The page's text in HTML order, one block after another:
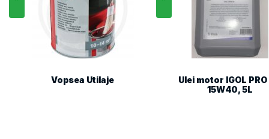
Vopsea Utilaje
Ulei motor IGOL
15W40, 5L